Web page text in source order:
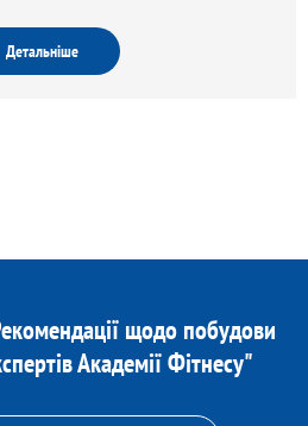
Детальніше
щодо побудови
Академії Фітнесу"